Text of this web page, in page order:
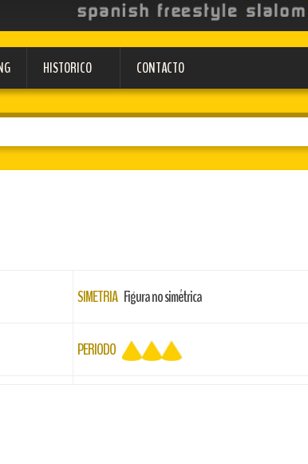
HISTORICO CONTACTO
SIMETRIAFigura no simétrica
PERIODO